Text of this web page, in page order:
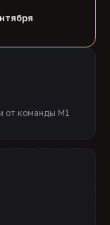
от команды M1